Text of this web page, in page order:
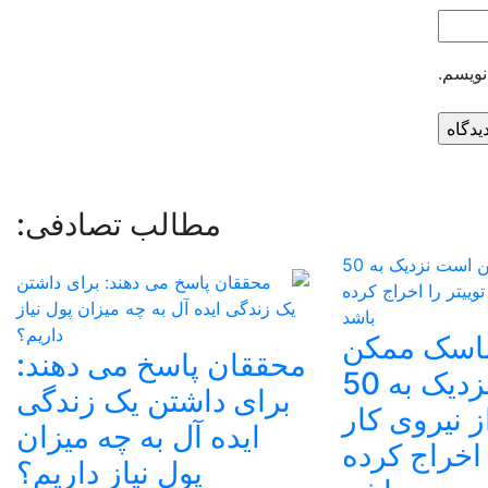
مطالب تصادفی:
ماسک ممکن
است نزدیک به 50
نیروی کار
اخراج کرده
محققان پاسخ می دهند:
برای داشتن یک زندگی
ایده آل به چه میزان
پول نیاز داریم؟